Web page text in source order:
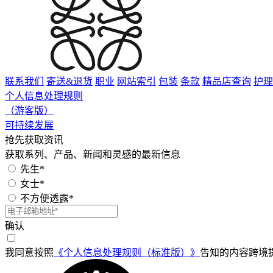
联系我们 寄送&退货 职业 网站索引 包装 条款 精品店查询 护
个人信息处理规则
（游客版）
可持续发展
抢先获取资讯
获取系列、产品、新闻和灵感的最新信息
先生*
女士*
不方便透露*
确认
我同意按照 《个人信息处理规则（标准版）》 告知的内容跨境